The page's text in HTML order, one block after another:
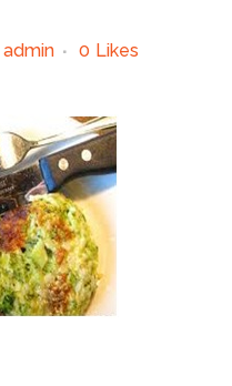
admin 0 Likes